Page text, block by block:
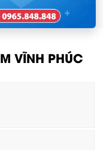
VĨNH PHÚC